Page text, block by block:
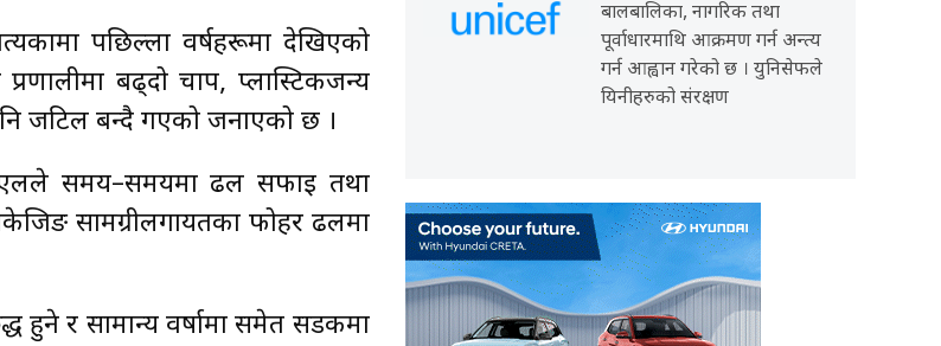
पछिल्ला वर्षहरूमा देखिएको
बढ्दो चाप, प्लास्टिकजन्य
जटिल बन्दै गएको जनाएको छ ।
समय–समयमा ढल सफाइ तथा
सामग्रीलगायतका फोहर ढलमा
हुने र सामान्य वर्षामा समेत सडकमा
बालबालिका, नागरिक तथा
पूर्वाधारमाथि आक्रमण गर्न अन्त्य
गर्न आह्वान गरेको छ । युनिसेफले
यिनीहरुको संरक्षण